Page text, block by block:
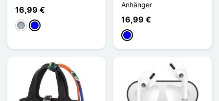
16,99 €
GrauBlau
Anhänger
16,99 €
Blau